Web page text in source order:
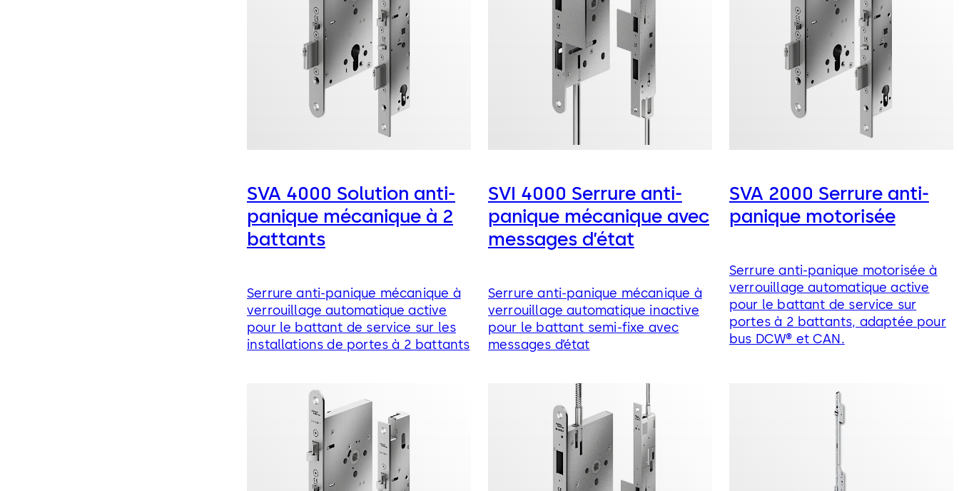
SVA 4000 Solution anti-
panique mécanique à 2
battants
Serrure anti-panique mécanique à
verrouillage automatique active
pour le battant de service sur les
installations de portes à 2 battants
SVI 4000 Serrure anti-
panique mécanique avec
messages d’état
Serrure anti-panique mécanique à
verrouillage automatique inactive
pour le battant semi-fixe avec
messages d’état
SVA 2000 Serrure anti-
panique motorisée
Serrure anti-panique motorisée à
verrouillage automatique active
pour le battant de service sur
portes à 2 battants, adaptée pour
bus DCW® et CAN.